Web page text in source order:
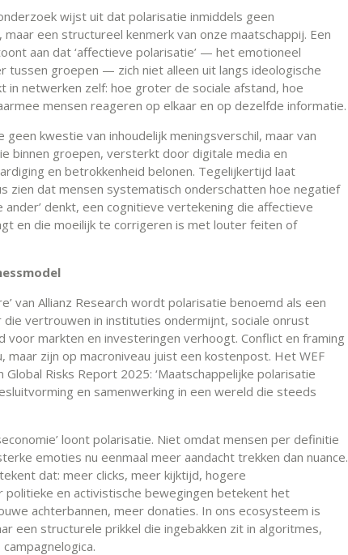
wijst uit dat polarisatie inmiddels geen
een structureel kenmerk van onze maatschappij. Een
aan dat ‘affectieve polarisatie’ — het emotioneel
tussen groepen — zich niet alleen uit langs ideologische
in netwerken zelf: hoe groter de sociale afstand, hoe
mensen reageren op elkaar en op dezelfde informatie.
geen kwestie van inhoudelijk meningsverschil, maar van
binnen groepen, versterkt door digitale media en
en betrokkenheid belonen. Tegelijkertijd laat
zien dat mensen systematisch onderschatten hoe negatief
ander’ denkt, een cognitieve vertekening die affectieve
en die moeilijk te corrigeren is met louter feiten of
van Allianz Research wordt polarisatie benoemd als een
die vertrouwen in instituties ondermijnt, sociale onrust
voor markten en investeringen verhoogt. Conflict en framing
maar zijn op macroniveau juist een kostenpost. Het WEF
Risks Report 2025: ‘Maatschappelijke polarisatie
en samenwerking in een wereld die steeds
loont polarisatie. Niet omdat mensen per definitie
emoties nu eenmaal meer aandacht trekken dan nuance.
dat: meer clicks, meer kijktijd, hogere
politieke en activistische bewegingen betekent het
achterbannen, meer donaties. In ons ecosysteem is
een structurele prikkel die ingebakken zit in algoritmes,